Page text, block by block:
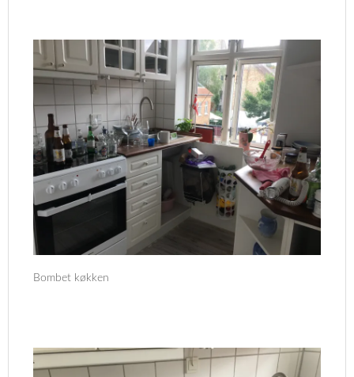
Bombet køkken